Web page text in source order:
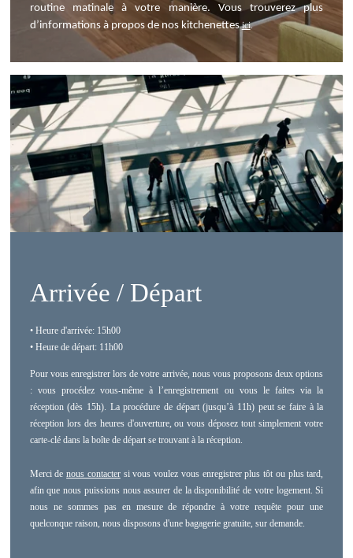
routine matinale à votre manière. Vous trouverez plus
d’informations à propos de nos kitchenettesici.
Arrivée / Départ
• Heure d'arrivée: 15h00
• Heure de départ: 11h00
Pour vous enregistrer lors de votre arrivée, nous vous proposons deux options
: vous procédez vous-même à l’enregistrement ou vous le faites via la
réception (dès 15h). La procédure de départ (jusqu’à 11h) peut se faire à la
réception lors des heures d'ouverture, ou vous déposez tout simplement votre
carte-clé dans la boîte de départ se trouvant à la réception.
Merci de nous contacter si vous voulez vous enregistrer plus tôt ou plus tard,
afin que nous puissions nous assurer de la disponibilité de votre logement. Si
nous ne sommes pas en mesure de répondre à votre requête pour une
quelconque raison, nous disposons d'une bagagerie gratuite, sur demande.